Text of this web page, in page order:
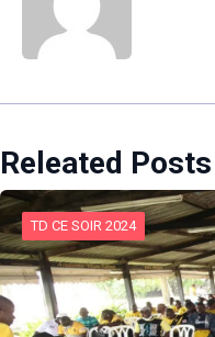
Releated Posts
TD CE SOIR 2024